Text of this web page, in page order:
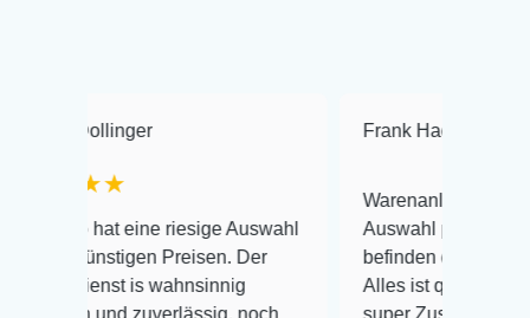
eine riesige Auswahl
Preisen. Der
is wahnsinnig
zuverlässig, noch
Frank Hackmayer
Warenanlieferung Top und die
Auswahl plus gesundheitliches
befinden der Fische
Alles ist quick lebendig und im
super Zustand. Gerne wieder 😃